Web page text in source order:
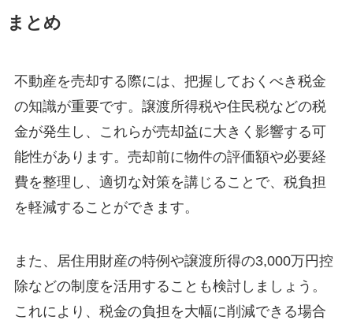
まとめ
不動産を売却する際には、把握しておくべき税金
の知識が重要です。譲渡所得税や住民税などの税
金が発生し、これらが売却益に大きく影響する可
能性があります。売却前に物件の評価額や必要経
費を整理し、適切な対策を講じることで、税負担
を軽減することができます。
また、居住用財産の特例や譲渡所得の3,000万円控
除などの制度を活用することも検討しましょう。
これにより、税金の負担を大幅に削減できる場合